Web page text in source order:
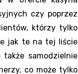
czy poprzez
którzy tylko
jak te na tej liście
samodzielnie
co może tylko